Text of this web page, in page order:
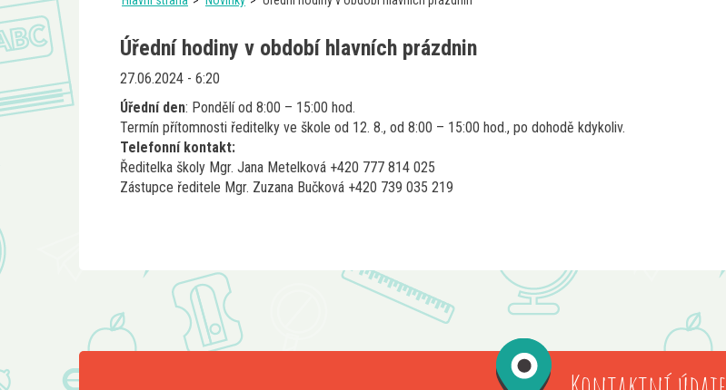
Úřední hodiny v období hlavních prázdnin
27.06.2024 - 6:20
Úřední den: Pondělí od 8:00 – 15:00 hod.
Termín přítomnosti ředitelky ve škole od 12. 8., od 8:00 – 15:00 hod., po dohodě kdykoliv.
Telefonní kontakt:
Ředitelka školy Mgr. Jana Metelková +420 777 814 025
Zástupce ředitele Mgr. Zuzana Bučková +420 739 035 219